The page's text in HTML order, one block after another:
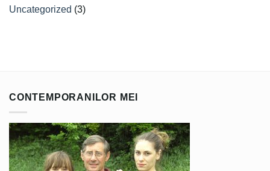
Uncategorized (3)
CONTEMPORANILOR MEI